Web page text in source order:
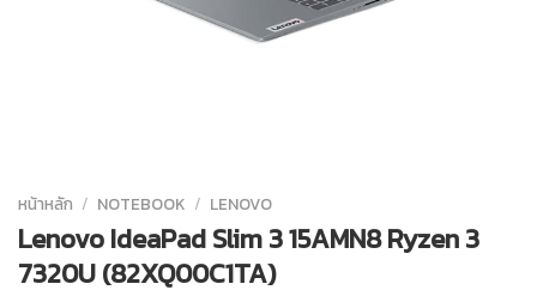
หน้าหลัก / NOTEBOOK / LENOVO
Lenovo IdeaPad Slim 3 15AMN8 Ryzen 3
7320U (82XQ00C1TA)